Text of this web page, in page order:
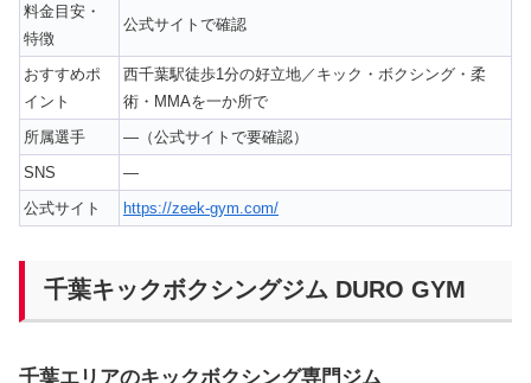
料金目安・
特徴
公式サイトで確認
おすすめポ
イント
西千葉駅徒歩1分の好立地／キック・ボクシング・柔
術・MMAを一か所で
所属選手
—（公式サイトで要確認）
SNS
—
公式サイト
https://zeek-gym.com/
千葉キックボクシングジム DURO GYM
千葉エリアのキックボクシング専門ジム